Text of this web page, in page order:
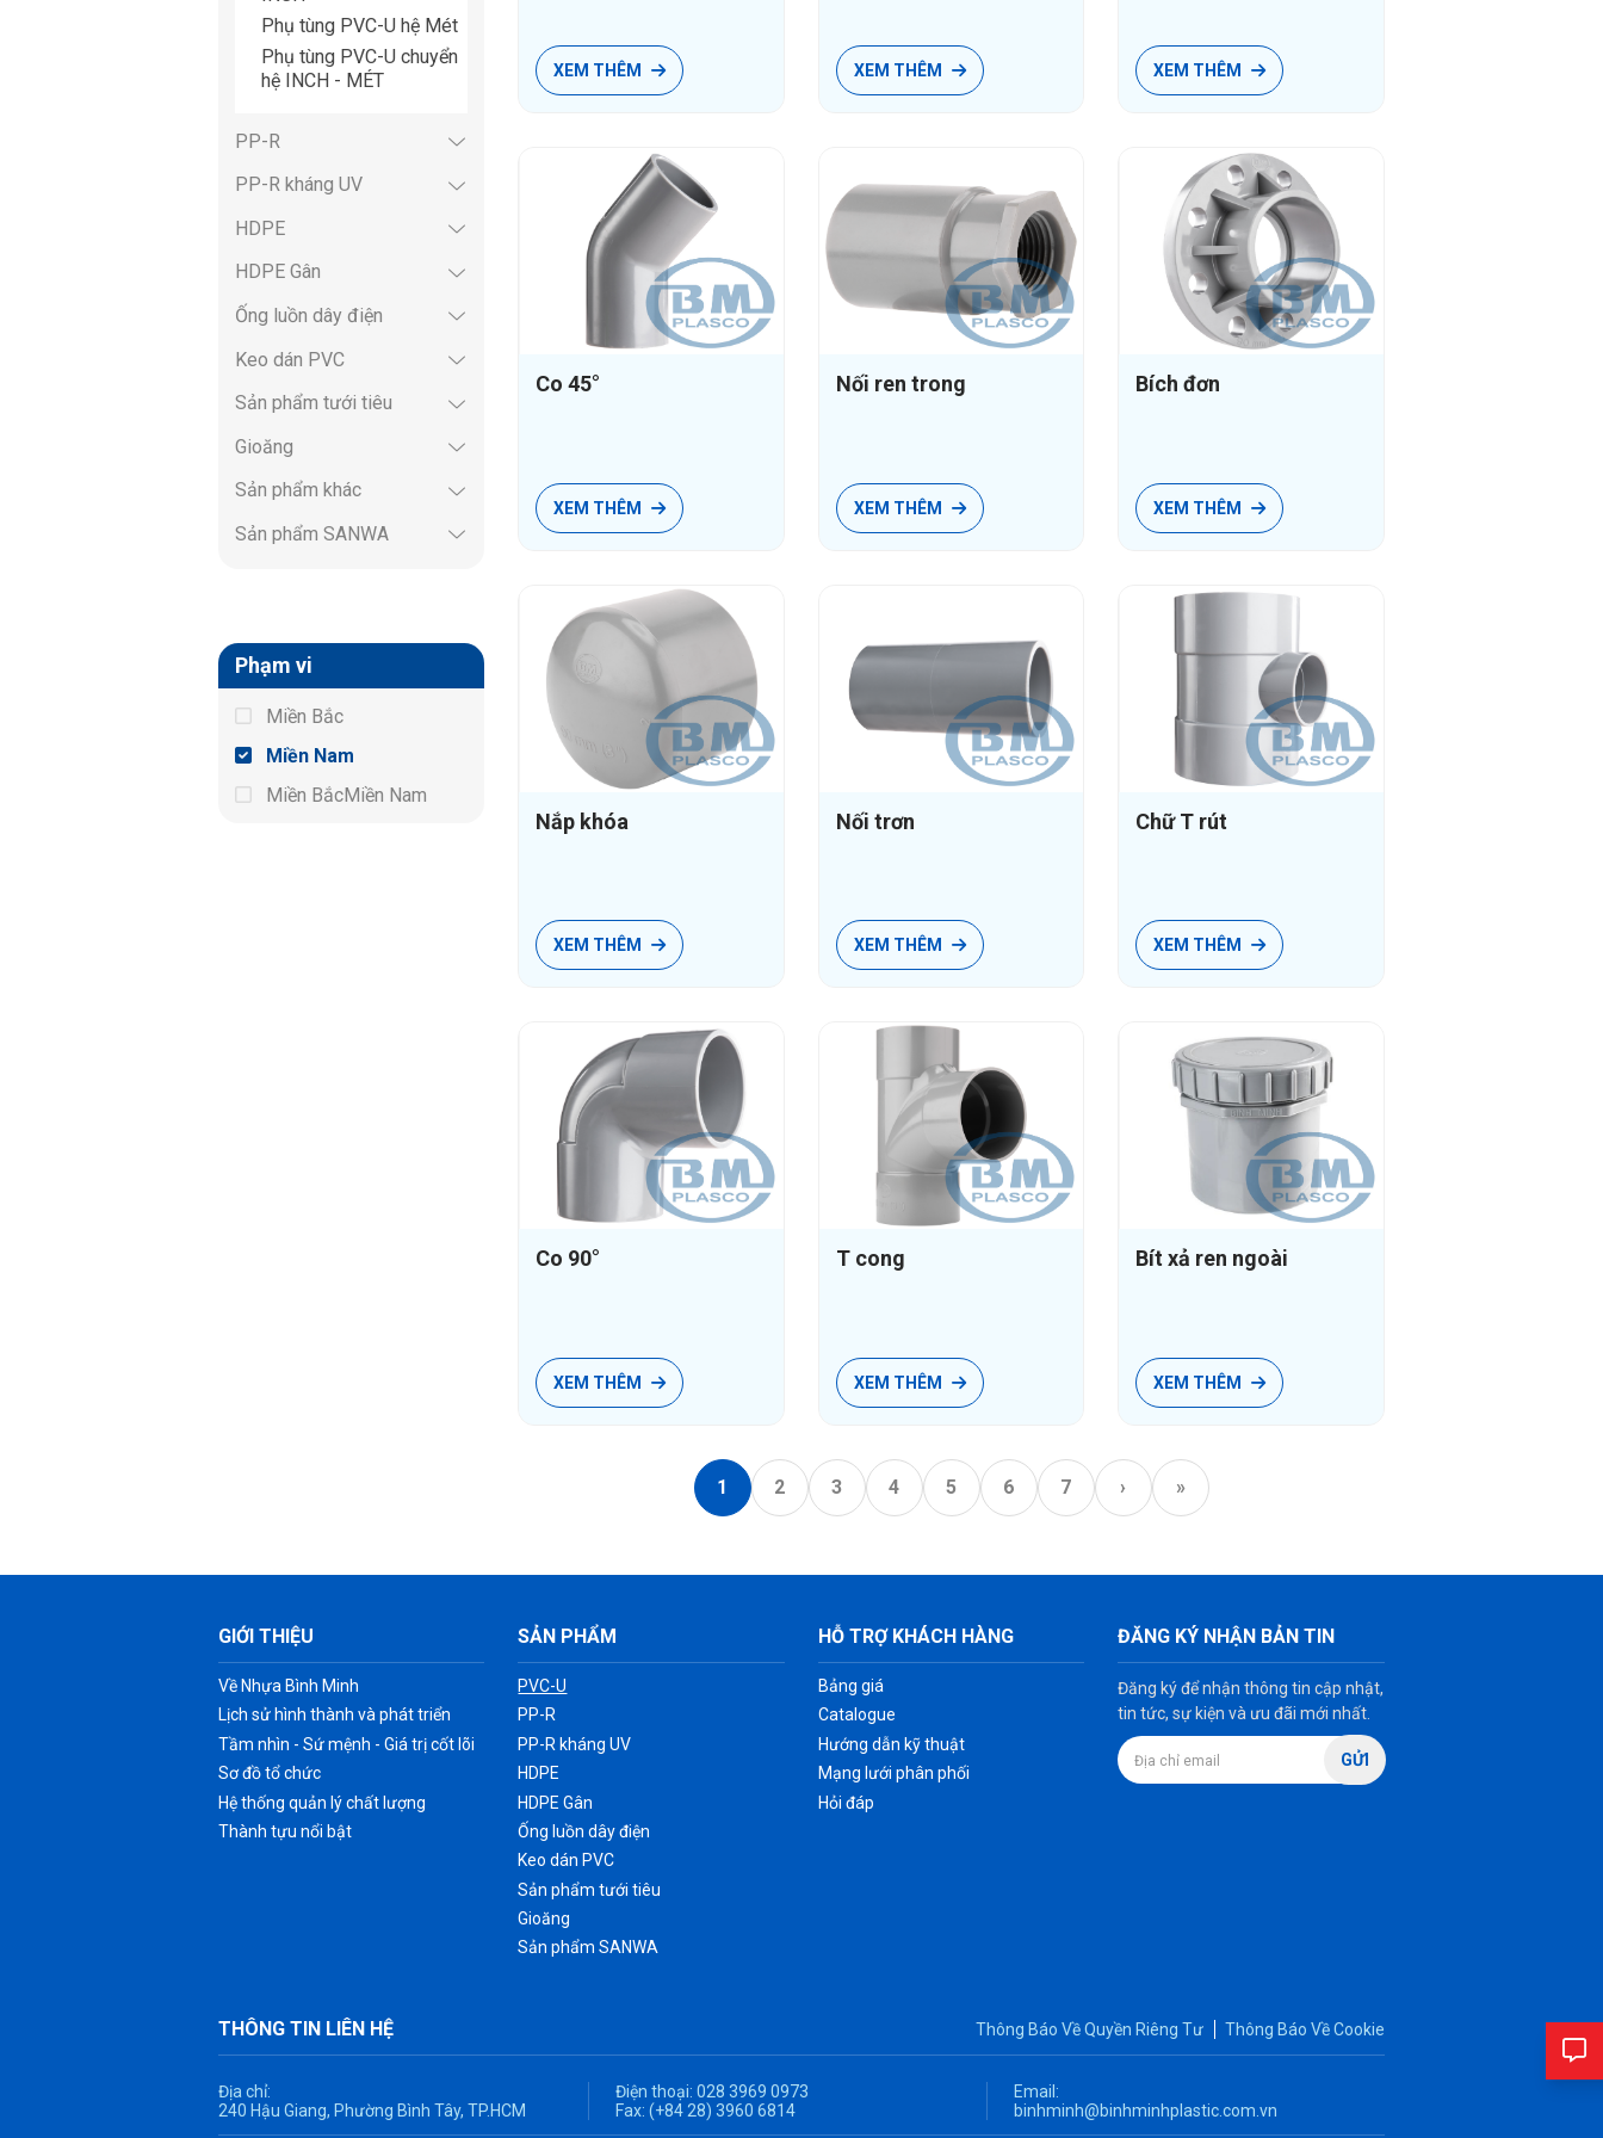
Phụ tùng HDPE Gân
Phụ tùng ống luồn dây điện PVC-U
Keo dán PVC không mùi
Phụ tùng PVC-U hệ Mét
Phụ tùng PVC-U chuyển
hệ INCH - MÉT
PP-R
PP-R kháng UV
HDPE
HDPE Gân
Ống luồn dây điện
Keo dán PVC
Sản phẩm tưới tiêu
Gioăng
Sản phẩm khác
Sản phẩm SANWA
Phạm vi
Miền Bắc
Miền Nam
Miền BắcMiền Nam
XEM THÊM XEM THÊM XEM THÊM
Co 45°
XEM THÊM
Nối ren trong
XEM THÊM
Bích đơn
XEM THÊM
Nắp khóa
XEM THÊM
Nối trơn
XEM THÊM
Chữ T rút
XEM THÊM
Co 90°
XEM THÊM
T cong
XEM THÊM
Bít xả ren ngoài
XEM THÊM
1 2 3 4 5 6 7 › »
GIỚI THIỆU
Về Nhựa Bình Minh
Lịch sử hình thành và phát triển
Tầm nhìn - Sứ mệnh - Giá trị cốt lõi
Sơ đồ tổ chức
Hệ thống quản lý chất lượng
Thành tựu nổi bật
SẢN PHẨM
PVC-U
PP-R
PP-R kháng UV
HDPE
HDPE Gân
Ống luồn dây điện
Keo dán PVC
Sản phẩm tưới tiêu
Gioăng
Sản phẩm SANWA
HỖ TRỢ KHÁCH HÀNG
Bảng giá
Catalogue
Hướng dẫn kỹ thuật
Mạng lưới phân phối
Hỏi đáp
ĐĂNG KÝ NHẬN BẢN TIN
Đăng ký để nhận thông tin cập nhật,
tin tức, sự kiện và ưu đãi mới nhất.
GỬI
THÔNG TIN LIÊN HỆ Thông Báo Về Quyền Riêng Tư Thông Báo Về Cookie
Địa chỉ:
240 Hậu Giang, Phường Bình Tây, TP.HCM
Điện thoại: 028 3969 0973
Fax:(+84 28) 3960 6814
Email:
binhminh@binhminhplastic.com.vn